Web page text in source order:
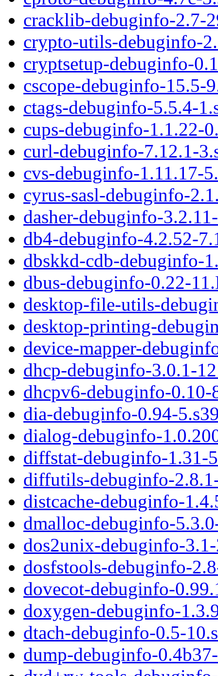
cracklib-debuginfo-2.7-
crypto-utils-debuginfo-
cryptsetup-debuginfo-
cscope-debuginfo-15.5-
ctags-debuginfo-5.5.4-
cups-debuginfo-1.1.22-
curl-debuginfo-7.12.1-
cvs-debuginfo-1.11.17-
cyrus-sasl-debuginfo-
dasher-debuginfo-
db4-debuginfo-4.2.52-
dbskkd-cdb-debuginfo-
dbus-debuginfo-0.22-
desktop-file-utils-
desktop-printing-
device-mapper-
dhcp-debuginfo-3.0.1-
dhcpv6-debuginfo-0.10-
dia-debuginfo-0.94-
dialog-debuginfo-
diffstat-debuginfo-1.31-
diffutils-debuginfo-
distcache-debuginfo-
dmalloc-debuginfo-
dos2unix-debuginfo-
dosfstools-debuginfo-
dovecot-debuginfo-
doxygen-debuginfo-
dtach-debuginfo-0.5-
dump-debuginfo-